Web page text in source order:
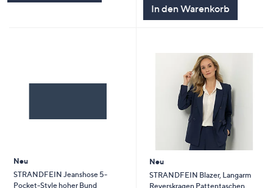
In den Warenkorb
Neu
STRANDFEIN Jeanshose 5-
Pocket-Style hoher Bund
Neu
STRANDFEIN Blazer, Langarm
Reverskragen Pattentaschen